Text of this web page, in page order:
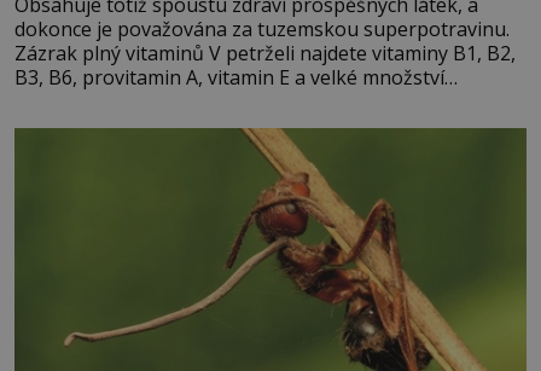
dokonce je považována za tuzemskou superpotravinu.
Zázrak plný vitaminů V petrželi najdete vitaminy B1, B2,
B3, B6, provitamin A, vitamin E a velké množství
pomeranč, v kořeni je také, ale je ho desetkrát méně), a